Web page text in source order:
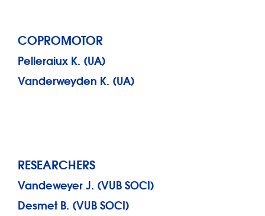
COPROMOTOR
Pelleraiux K. (UA)
Vanderweyden K. (UA)
RESEARCHERS
Vandeweyer J. (VUB SOCI)
Desmet B. (VUB SOCI)